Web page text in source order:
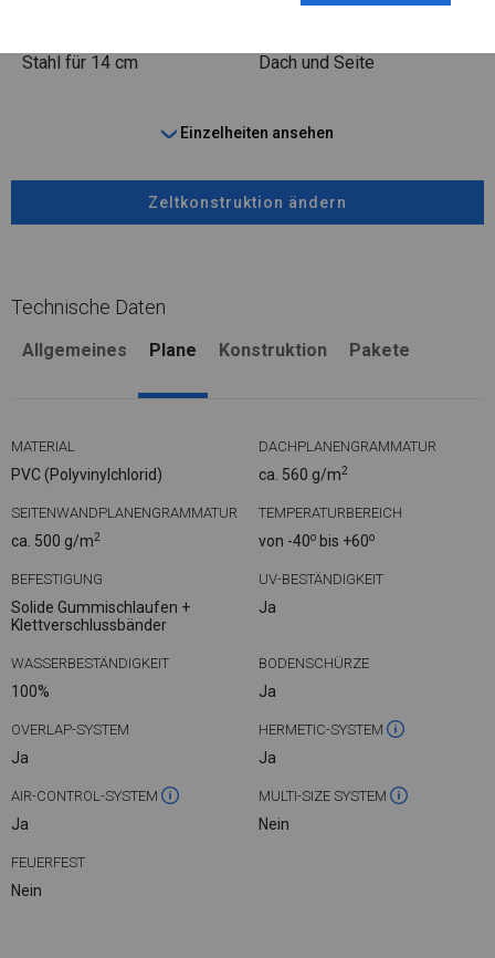
Stahl für 14 cm Dach und Seite
Einzelheiten ansehen
Zeltkonstruktion ändern
Technische Daten
Allgemeines Plane Konstruktion Pakete
MATERIAL
PVC (Polyvinylchlorid)
DACHPLANENGRAMMATUR
ca. 560 g/m2
SEITENWANDPLANENGRAMMATUR
ca. 500 g/m2
TEMPERATURBEREICH
von -40o bis +60o
BEFESTIGUNG
Solide Gummischlaufen +
Klettverschlussbänder
UV-BESTÄNDIGKEIT
Ja
WASSERBESTÄNDIGKEIT
100%
BODENSCHÜRZE
Ja
OVERLAP-SYSTEM
Ja
HERMETIC-SYSTEM
Ja
AIR-CONTROL-SYSTEM
Ja
MULTI-SIZE SYSTEM
Nein
FEUERFEST
Nein